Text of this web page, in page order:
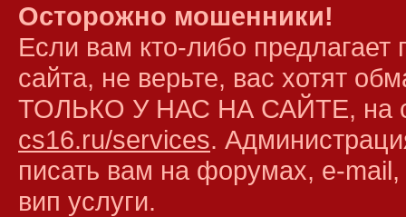
Осторожно мошенники!
Если вам кто-либо
сайта, не верьте, вас хотят
ТОЛЬКО У НАС НА САЙТЕ, на
cs16.ru/services.
писать вам на форумах, e-mail,
вип услуги.